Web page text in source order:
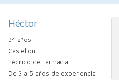
Héctor
34 años
Castellón
Técnico de Farmacia
De 3 a 5 años de experiencia